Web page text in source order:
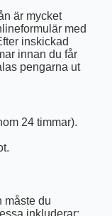
är mycket
med
inskickad
innan du får
pengarna ut
24 timmar).
måste du
inkluderar: